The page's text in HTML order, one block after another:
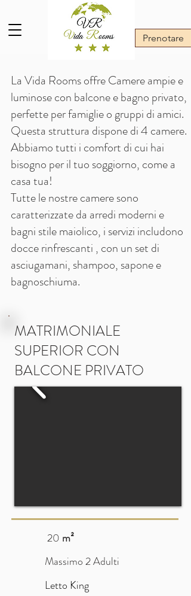
Prenotare
Vida Rooms
La Vida Rooms offre Camere ampie e
luminose con balcone e bagno privato,
perfette per famiglie o gruppi di amici.
Questa struttura dispone di 4 camere.
Abbiamo tutti i comfort di cui hai
bisogno per il tuo soggiorno, come a
casa tua!
Tutte le nostre camere sono
caratterizzate da arredi moderni e
bagni stile maiolico, i servizi includono
docce rinfrescanti , con un set di
asciugamani, shampoo, sapone e
bagnoschiuma.
MATRIMONIALE
SUPERIOR CON
BALCONE PRIVATO
20 m²
Massimo 2 Adulti
Letto King